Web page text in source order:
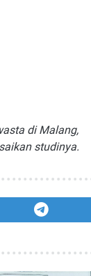
di Malang,
studinya.